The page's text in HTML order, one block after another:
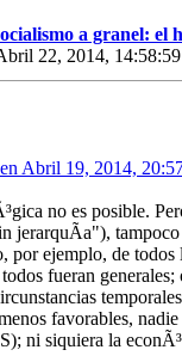
a granel: el
22, 2014,
Abril 19, 2014,
no es posible.
jerarquÃ­a"),
por ejemplo, de
fueran
favorables,
ni siquiera la